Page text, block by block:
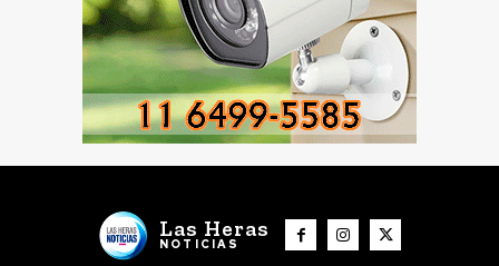
Las Heras
NOTICIAS